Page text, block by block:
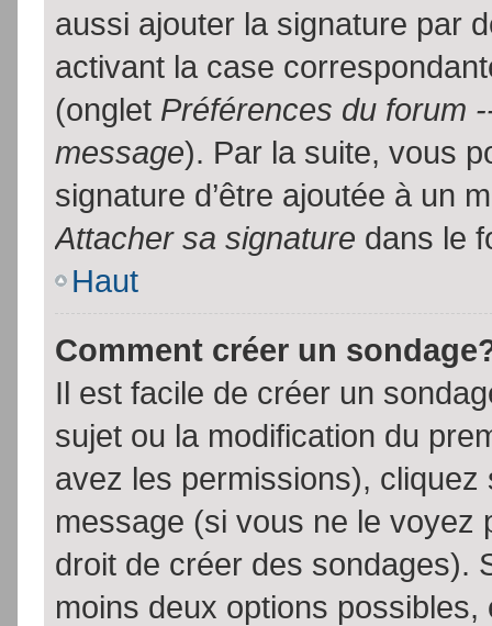
aussi ajouter la signature par
activant la case
(onglet Préférences du forum
message). Par la suite, vous
signature d’être ajoutée à un
Attacher sa signature dans le
Haut
Comment créer un
Il est facile de créer un
sujet ou la modification du
avez les permissions), cliquez
message (si vous ne le voyez
droit de créer des sondages).
moins deux options